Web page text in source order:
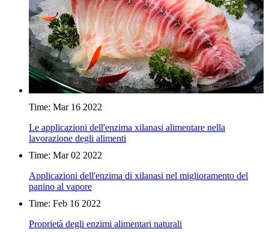
Time: Mar 16 2022
Le applicazioni dell'enzima xilanasi alimentare nella
lavorazione degli alimenti
Time: Mar 02 2022
Applicazioni dell'enzima di xilanasi nel miglioramento del
panino al vapore
Time: Feb 16 2022
Proprietà degli enzimi alimentari naturali